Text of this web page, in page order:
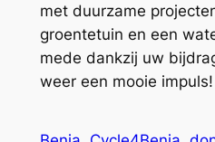
met duurzame
groentetuin en een
mede dankzij uw
weer een mooie impuls!